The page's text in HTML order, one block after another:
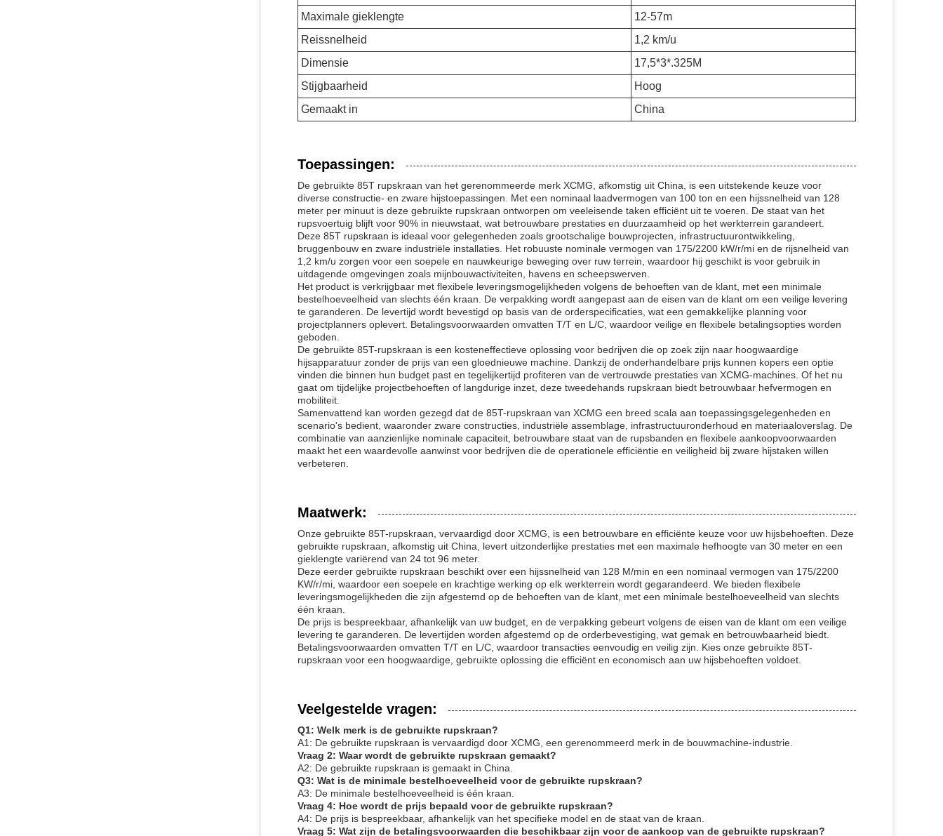
Maximale gieklengte
12-57m
Reissnelheid
1,2 km/u
Dimensie
17,5*3*.325M
Stijgbaarheid
Hoog
Gemaakt in
China
Toepassingen:
De gebruikte 85T rupskraan van het gerenommeerde merk XCMG, afkomstig uit China, is een uitstekende keuze voor
diverse constructie- en zware hijstoepassingen. Met een nominaal laadvermogen van 100 ton en een hijssnelheid van 128
meter per minuut is deze gebruikte rupskraan ontworpen om veeleisende taken efficiënt uit te voeren. De staat van het
rupsvoertuig blijft voor 90% in nieuwstaat, wat betrouwbare prestaties en duurzaamheid op het werkterrein garandeert.
Deze 85T rupskraan is ideaal voor gelegenheden zoals grootschalige bouwprojecten, infrastructuurontwikkeling,
bruggenbouw en zware industriële installaties. Het robuuste nominale vermogen van 175/2200 kW/r/mi en de rijsnelheid van
1,2 km/u zorgen voor een soepele en nauwkeurige beweging over ruw terrein, waardoor hij geschikt is voor gebruik in
uitdagende omgevingen zoals mijnbouwactiviteiten, havens en scheepswerven.
Het product is verkrijgbaar met flexibele leveringsmogelijkheden volgens de behoeften van de klant, met een minimale
bestelhoeveelheid van slechts één kraan. De verpakking wordt aangepast aan de eisen van de klant om een ​​veilige levering
te garanderen. De levertijd wordt bevestigd op basis van de orderspecificaties, wat een gemakkelijke planning voor
projectplanners oplevert. Betalingsvoorwaarden omvatten T/T en L/C, waardoor veilige en flexibele betalingsopties worden
geboden.
De gebruikte 85T-rupskraan is een kosteneffectieve oplossing voor bedrijven die op zoek zijn naar hoogwaardige
hijsapparatuur zonder de prijs van een gloednieuwe machine. Dankzij de onderhandelbare prijs kunnen kopers een optie
vinden die binnen hun budget past en tegelijkertijd profiteren van de vertrouwde prestaties van XCMG-machines. Of het nu
gaat om tijdelijke projectbehoeften of langdurige inzet, deze tweedehands rupskraan biedt betrouwbaar hefvermogen en
mobiliteit.
Samenvattend kan worden gezegd dat de 85T-rupskraan van XCMG een breed scala aan toepassingsgelegenheden en
scenario's bedient, waaronder zware constructies, industriële assemblage, infrastructuuronderhoud en materiaaloverslag. De
combinatie van aanzienlijke nominale capaciteit, betrouwbare staat van de rupsbanden en flexibele aankoopvoorwaarden
maakt het een waardevolle aanwinst voor bedrijven die de operationele efficiëntie en veiligheid bij zware hijstaken willen
verbeteren.
Maatwerk:
Onze gebruikte 85T-rupskraan, vervaardigd door XCMG, is een betrouwbare en efficiënte keuze voor uw hijsbehoeften. Deze
gebruikte rupskraan, afkomstig uit China, levert uitzonderlijke prestaties met een maximale hefhoogte van 30 meter en een
gieklengte variërend van 24 tot 96 meter.
Deze eerder gebruikte rupskraan beschikt over een hijssnelheid van 128 M/min en een nominaal vermogen van 175/2200
KW/r/mi, waardoor een soepele en krachtige werking op elk werkterrein wordt gegarandeerd. We bieden flexibele
leveringsmogelijkheden die zijn afgestemd op de behoeften van de klant, met een minimale bestelhoeveelheid van slechts
één kraan.
De prijs is bespreekbaar, afhankelijk van uw budget, en de verpakking gebeurt volgens de eisen van de klant om een ​​veilige
levering te garanderen. De levertijden worden afgestemd op de orderbevestiging, wat gemak en betrouwbaarheid biedt.
Betalingsvoorwaarden omvatten T/T en L/C, waardoor transacties eenvoudig en veilig zijn. Kies onze gebruikte 85T-
rupskraan voor een hoogwaardige, gebruikte oplossing die efficiënt en economisch aan uw hijsbehoeften voldoet.
Veelgestelde vragen:
Q1: Welk merk is de gebruikte rupskraan?
A1: De gebruikte rupskraan is vervaardigd door XCMG, een gerenommeerd merk in de bouwmachine-industrie.
Vraag 2: Waar wordt de gebruikte rupskraan gemaakt?
A2: De gebruikte rupskraan is gemaakt in China.
Q3: Wat is de minimale bestelhoeveelheid voor de gebruikte rupskraan?
A3: De minimale bestelhoeveelheid is één kraan.
Vraag 4: Hoe wordt de prijs bepaald voor de gebruikte rupskraan?
A4: De prijs is bespreekbaar, afhankelijk van het specifieke model en de staat van de kraan.
Vraag 5: Wat zijn de betalingsvoorwaarden die beschikbaar zijn voor de aankoop van de gebruikte rupskraan?